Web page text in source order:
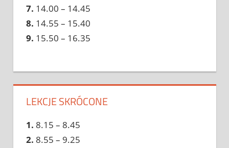
7. 14.00 – 14.45
8. 14.55 – 15.40
9. 15.50 – 16.35
LEKCJE SKRÓCONE
1. 8.15 – 8.45
2. 8.55 – 9.25